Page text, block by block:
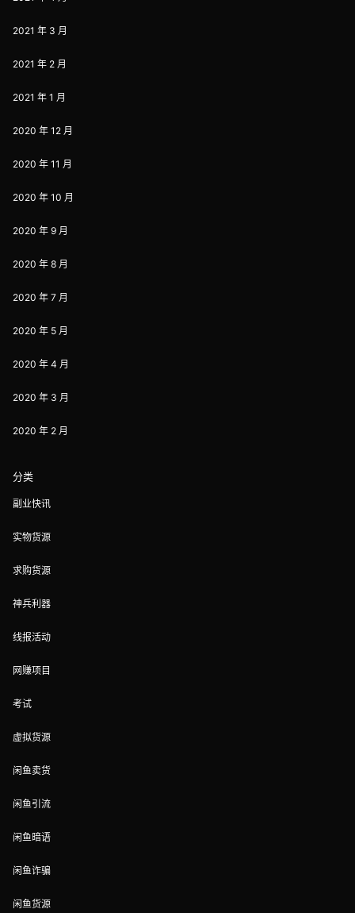
2021 年 3 月
2021 年 2 月
2021 年 1 月
2020 年 12 月
2020 年 11 月
2020 年 10 月
2020 年 9 月
2020 年 8 月
2020 年 7 月
2020 年 5 月
2020 年 4 月
2020 年 3 月
2020 年 2 月
分类
副业快讯
实物货源
求购货源
神兵利器
线报活动
网赚项目
考试
虚拟货源
闲鱼卖货
闲鱼引流
闲鱼暗语
闲鱼诈骗
闲鱼货源